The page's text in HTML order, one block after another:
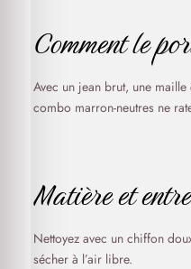
Comment le
Avec un jean brut, une
combo marron-neutres ne
Matière et
Nettoyez avec un chiffon
sécher à l’air libre.